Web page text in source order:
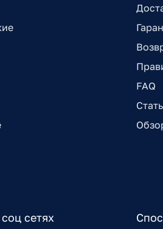
FAQ
сетях